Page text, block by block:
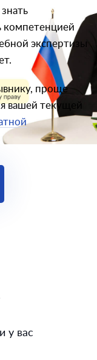
компетенцией
экспертизы
проще
вашей текущей
у вас